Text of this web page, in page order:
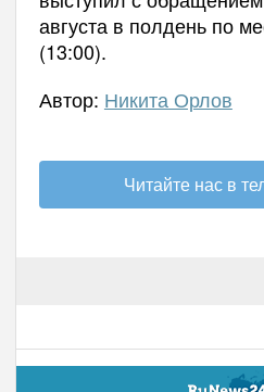
августа в полдень по
(13:00).
Автор: Никита Орлов
Читайте нас в